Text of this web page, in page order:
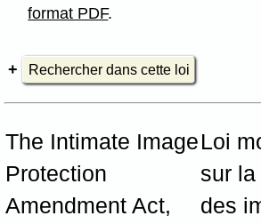
format PDF.
Rechercher dans cette loi
The Intimate Image
Protection
Amendment Act,
Loi
sur
des